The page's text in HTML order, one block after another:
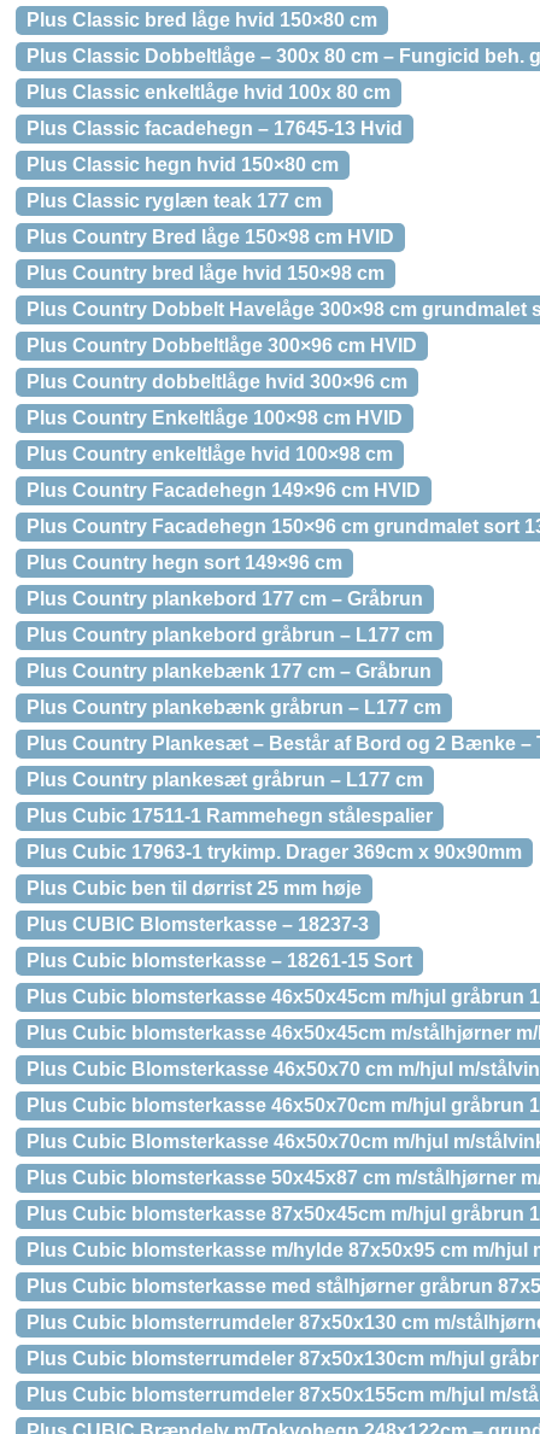
Plus Classic bred låge hvid 150×80 cm
Plus Classic Dobbeltlåge – 300x 80 cm – Fungicid beh.
Plus Classic enkeltlåge hvid 100x 80 cm
Plus Classic facadehegn – 17645-13 Hvid
Plus Classic hegn hvid 150×80 cm
Plus Classic ryglæn teak 177 cm
Plus Country Bred låge 150×98 cm HVID
Plus Country bred låge hvid 150×98 cm
Plus Country Dobbelt Havelåge 300×98 cm grundmalet
Plus Country Dobbeltlåge 300×96 cm HVID
Plus Country dobbeltlåge hvid 300×96 cm
Plus Country Enkeltlåge 100×98 cm HVID
Plus Country enkeltlåge hvid 100×98 cm
Plus Country Facadehegn 149×96 cm HVID
Plus Country Facadehegn 150×96 cm grundmalet sort
Plus Country hegn sort 149×96 cm
Plus Country plankebord 177 cm – Gråbrun
Plus Country plankebord gråbrun – L177 cm
Plus Country plankebænk 177 cm – Gråbrun
Plus Country plankebænk gråbrun – L177 cm
Plus Country Plankesæt – Består af Bord og 2 Bænke –
Plus Country plankesæt gråbrun – L177 cm
Plus Cubic 17511-1 Rammehegn stålespalier
Plus Cubic 17963-1 trykimp. Drager 369cm x 90x90mm
Plus Cubic ben til dørrist 25 mm høje
Plus CUBIC Blomsterkasse – 18237-3
Plus Cubic blomsterkasse – 18261-15 Sort
Plus Cubic blomsterkasse 46x50x45cm m/hjul gråbrun
Plus Cubic blomsterkasse 46x50x45cm m/stålhjørner
Plus Cubic Blomsterkasse 46x50x70 cm m/hjul m/
Plus Cubic blomsterkasse 46x50x70cm m/hjul gråbrun
Plus Cubic Blomsterkasse 46x50x70cm m/hjul m/
Plus Cubic blomsterkasse 50x45x87 cm m/stålhjørner
Plus Cubic blomsterkasse 87x50x45cm m/hjul gråbrun
Plus Cubic blomsterkasse m/hylde 87x50x95 cm m/hjul
Plus Cubic blomsterkasse med stålhjørner gråbrun
Plus Cubic blomsterrumdeler 87x50x130 cm m/
Plus Cubic blomsterrumdeler 87x50x130cm m/hjul
Plus Cubic blomsterrumdeler 87x50x155cm m/hjul m/